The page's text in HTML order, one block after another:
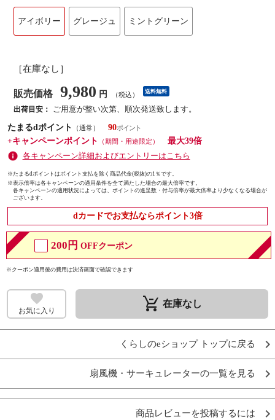
アイボリー グレージュ ミントグリーン
［在庫なし］
販売価格 9,980 円 （税込） 送料無料
出荷目安：
ご用意が整い次第、順次発送致します。
たまるdポイント
（通常）
90
+キャンペーンポイント
（期間・用途限定）
最大39倍
各キャンペーン詳細およびエントリーはこちら
※たまるdポイントはポイント支払を除く商品代金(税抜)の1％です。
※表示倍率は各キャンペーンの適用条件を全て満たした場合の最大倍率です。
各キャンペーンの適用状況によっては、ポイントの進呈数・付与倍率が最大倍率より少なくなる場合が
ございます。
dカードでお支払ならポイント3倍
200円 OFFクーポン
※クーポン適用後の費用は決済画面で確認できます
お気に入り remove_shopping_cart 在庫なし
くらしのeショップ トップに戻る
扇風機・サーキュレーターの一覧を見る
商品レビューを投稿するには